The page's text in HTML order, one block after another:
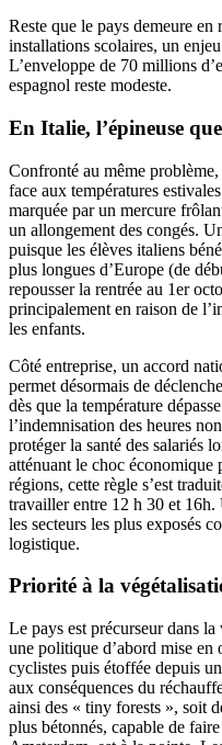
Reste que le pays demeure
installations scolaires, un
L’enveloppe de 70 millions
espagnol reste modeste.
En Italie, l’épineuse
Confronté au même
face aux températures
marquée par un mercure
un allongement des congés.
puisque les élèves italiens
plus longues d’Europe (de
repousser la rentrée au 1er
principalement en raison de
les enfants.
Côté entreprise, un accord
permet désormais de
dès que la température
l’indemnisation des heures
protéger la santé des salariés
atténuant le choc économique
régions, cette règle s’est
travailler entre 12 h 30 et
les secteurs les plus exposés
logistique.
Priorité à la
Le pays est précurseur dans
une politique d’abord mise
cyclistes puis étoffée depuis
aux conséquences du
ainsi des « tiny forests », soit
plus bétonnés, capable de